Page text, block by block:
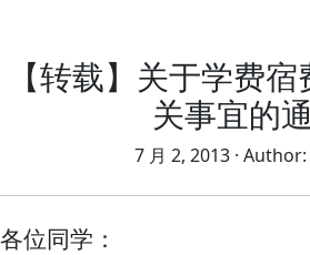
【转载】关于学费
关事宜的
7 月 2, 2013 · Author:
各位同学：